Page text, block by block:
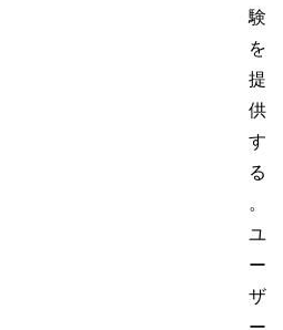
験
を
提
供
す
る
。
ユ
ー
ザ